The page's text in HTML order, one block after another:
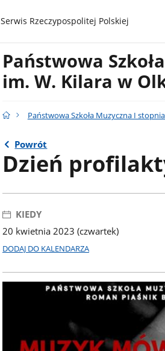
gov.pl
Serwis Rzeczypospolitej Polskiej
Państwowa
im. W. Kilara w
Państwowa Szkoła Muzyczna I
Powrót
Dzień
KIEDY
20 kwietnia 2023 (czwartek)
DODAJ DO KALENDARZA